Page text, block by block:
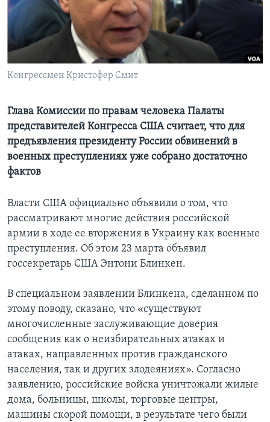
Learning English
СОЦИАЛЬНЫЕ СЕТИ
Языки
Конгрессмен Кристофер Смит
Глава Комиссии по правам человека Палаты
представителей Конгресса США считает, что для
предъявления президенту России обвинений в
военных преступлениях уже собрано достаточно
фактов
Власти США официально объявили о том, что
рассматривают многие действия российской
армии в ходе ее вторжения в Украину как военные
преступления. Об этом 23 марта объявил
госсекретарь США Энтони Блинкен.
В специальном заявлении Блинкена, сделанном по
этому поводу, сказано, что «существуют
многочисленные заслуживающие доверия
сообщения как о неизбирательных атаках и
атаках, направленных против гражданского
населения, так и других злодеяниях». Согласно
заявлению, российские войска уничтожали жилые
дома, больницы, школы, торговые центры,
машины скорой помощи, в результате чего были